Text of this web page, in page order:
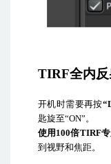
TIRF全内
开机时需要再按
匙旋至“ON” 。
使用 100倍TIRF专
到视野和焦距。